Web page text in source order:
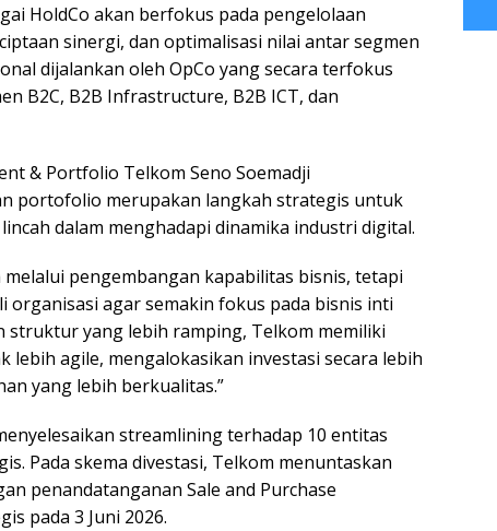
HoldCo akan berfokus pada pengelolaan
sinergi, dan optimalisasi nilai antar segmen
dijalankan oleh OpCo yang secara terfokus
B2C, B2B Infrastructure, B2B ICT, dan
& Portfolio Telkom Seno Soemadji
portofolio merupakan langkah strategis untuk
dalam menghadapi dinamika industri digital.
pengembangan kapabilitas bisnis, tetapi
agar semakin fokus pada bisnis inti
struktur yang lebih ramping, Telkom memiliki
agile, mengalokasikan investasi secara lebih
yang lebih berkualitas.”
streamlining terhadap 10 entitas
Pada skema divestasi, Telkom menuntaskan
penandatanganan Sale and Purchase
pada 3 Juni 2026.